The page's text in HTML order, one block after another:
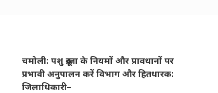
चमोली: पशु क्रूरता के नियमों और प्रावधानों पर
प्रभावी अनुपालन करें विभाग और हितधारक:
जिलाधिकारी–